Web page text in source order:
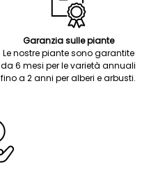
Garanzia sulle piante
Le nostre piante sono garantite
da 6 mesi per le varietà annuali
fino a 2 anni per alberi e arbusti.